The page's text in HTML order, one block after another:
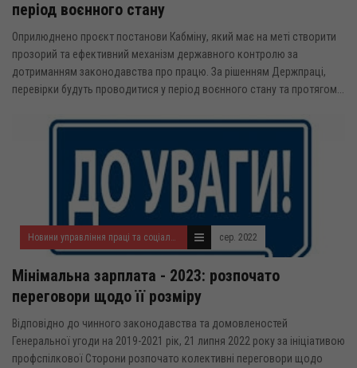
період воєнного стану
Оприлюднено проєкт постанови Кабміну, який має на меті створити
прозорий та ефективний механізм державного контролю за
дотриманням законодавства про працю. За рішенням Держпраці,
перевірки будуть проводитися у період воєнного стану та протягом...
Новини управління праці та соціального захисту населення сер. 2022
Мінімальна зарплата - 2023: розпочато
переговори щодо її розміру
Відповідно до чинного законодавства та домовленостей
Генеральної угоди на 2019-2021 рік, 21 липня 2022 року за ініціативою
профспілкової Сторони розпочато колективні переговори щодо